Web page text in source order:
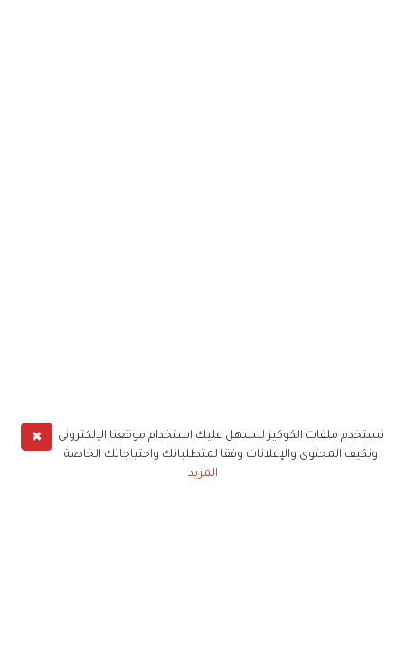
✖
نستخدم ملفات الكوكيز لنسهل عليك استخدام موقعنا الإلكتروني
ونكيف المحتوى والإعلانات وفقا لمتطلباتك واحتياجاتك الخاصة
المزيد